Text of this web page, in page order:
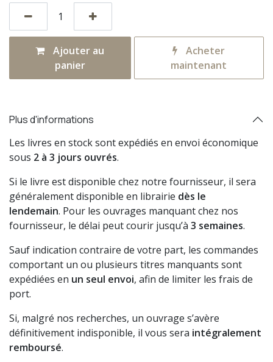
Ajouter au
panier
Acheter
maintenant
Plus d'informations
Les livres en stock sont expédiés en envoi économique
sous 2 à 3 jours ouvrés.
Si le livre est disponible chez notre fournisseur, il sera
généralement disponible en librairie dès le
lendemain. Pour les ouvrages manquant chez nos
fournisseur, le délai peut courir jusqu’à 3 semaines.
Sauf indication contraire de votre part, les commandes
comportant un ou plusieurs titres manquants sont
expédiées en un seul envoi, afin de limiter les frais de
port.
Si, malgré nos recherches, un ouvrage s’avère
définitivement indisponible, il vous sera intégralement
remboursé.